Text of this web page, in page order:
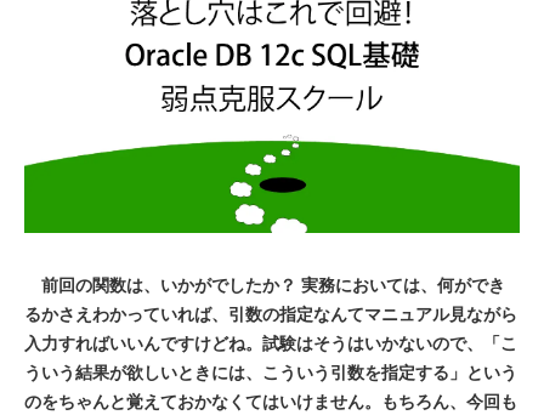
前回の関数は、いかがでしたか？ 実務においては、何ができ
るかさえわかっていれば、引数の指定なんてマニュアル見ながら
入力すればいいんですけどね。試験はそうはいかないので、「こ
ういう結果が欲しいときには、こういう引数を指定する」という
のをちゃんと覚えておかなくてはいけません。もちろん、今回も